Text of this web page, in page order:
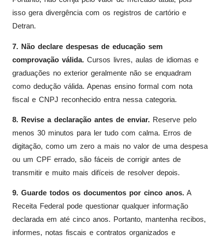
isso gera divergência com os registros de cartório e
Detran.
7. Não declare despesas de educação sem
comprovação válida. Cursos livres, aulas de idiomas e
graduações no exterior geralmente não se enquadram
como dedução válida. Apenas ensino formal com nota
fiscal e CNPJ reconhecido entra nessa categoria.
8. Revise a declaração antes de enviar. Reserve pelo
menos 30 minutos para ler tudo com calma. Erros de
digitação, como um zero a mais no valor de uma despesa
ou um CPF errado, são fáceis de corrigir antes de
transmitir e muito mais difíceis de resolver depois.
9. Guarde todos os documentos por cinco anos. A
Receita Federal pode questionar qualquer informação
declarada em até cinco anos. Portanto, mantenha recibos,
informes, notas fiscais e contratos organizados e